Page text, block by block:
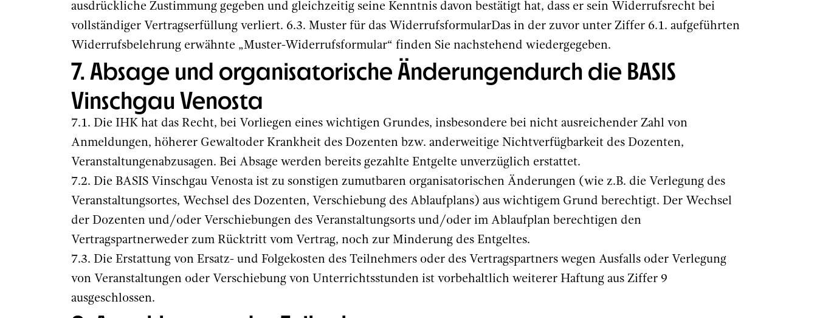
ausdrückliche Zustimmung gegeben und gleichzeitig seine Kenntnis davon bestätigt hat, dass er sein Widerrufsrecht bei
vollständiger Vertragserfüllung verliert. 6.3. Muster für das WiderrufsformularDas in der zuvor unter Ziffer 6.1. aufgeführten
Widerrufsbelehrung erwähnte „Muster-Widerrufsformular“ finden Sie nachstehend wiedergegeben.
7. Absage und organisatorische Änderungendurch die BASIS
Vinschgau Venosta
7.1. Die IHK hat das Recht, bei Vorliegen eines wichtigen Grundes, insbesondere bei nicht ausreichender Zahl von
Anmeldungen, höherer Gewaltoder Krankheit des Dozenten bzw. anderweitige Nichtverfügbarkeit des Dozenten,
Veranstaltungenabzusagen. Bei Absage werden bereits gezahlte Entgelte unverzüglich erstattet.
7.2. Die BASIS Vinschgau Venosta ist zu sonstigen zumutbaren organisatorischen Änderungen (wie z.B. die Verlegung des
Veranstaltungsortes, Wechsel des Dozenten, Verschiebung des Ablaufplans) aus wichtigem Grund berechtigt. Der Wechsel
der Dozenten und/oder Verschiebungen des Veranstaltungsorts und/oder im Ablaufplan berechtigen den
Vertragspartnerweder zum Rücktritt vom Vertrag, noch zur Minderung des Entgeltes.
7.3. Die Erstattung von Ersatz- und Folgekosten des Teilnehmers oder des Vertragspartners wegen Ausfalls oder Verlegung
von Veranstaltungen oder Verschiebung von Unterrichtsstunden ist vorbehaltlich weiterer Haftung aus Ziffer 9
ausgeschlossen.